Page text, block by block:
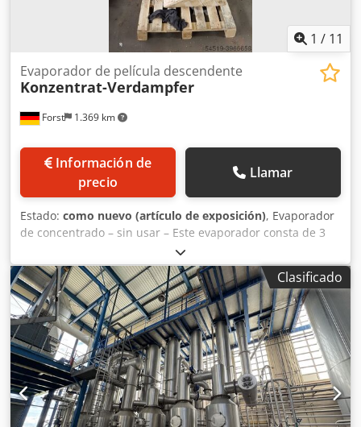
1 / 11
Forst 1.369 km
Evaporador de película descendente
Konzentrat-Verdampfer
Información de
precio
Llamar
Estado: como nuevo (artículo de exposición), Evaporador
de concentrado – sin usar – Este evaporador consta de 3
partes, que se conectan en serie: - Evaporador (58 tubos) -
Condensador (19 tubos) - Condensador (48 tubos)
Funcionamiento: El evaporador es adecuado para leche o
suero. El evaporador es un eslabón intermedio de la
cadena de secado y produce hasta un 50 % de materia
seca. ¡El evaporador de caída de película puede ser
inspeccionado en cualquier momento! Chedpfed Hb Acex
Akcea Dado que aún no se ha utilizado, se encuentra en
perfectas condiciones.
Clasificado